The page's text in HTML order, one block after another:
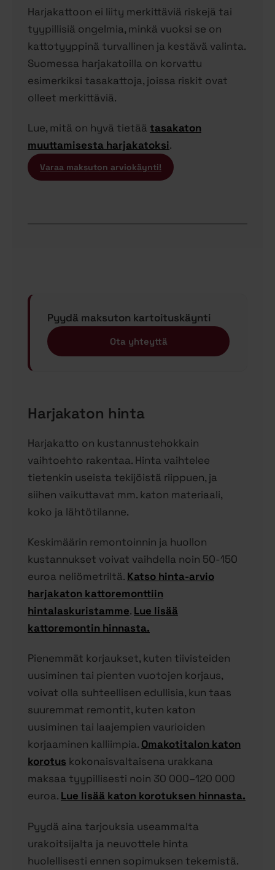
Harjakattoon ei liity merkittäviä riskejä tai
tyypillisiä ongelmia, minkä vuoksi se on
kattotyyppinä turvallinen ja kestävä valinta.
Suomessa harjakatoilla on korvattu
esimerkiksi tasakattoja, joissa riskit ovat
olleet merkittäviä.
Lue, mitä on hyvä tietää tasakaton
muuttamisesta harjakatoksi.
Varaa maksuton arviokäynti!
Pyydä maksuton kartoituskäynti
Ota yhteyttä
Harjakaton hinta
Harjakatto on kustannustehokkain
vaihtoehto rakentaa. Hinta vaihtelee
tietenkin useista tekijöistä riippuen, ja
siihen vaikuttavat mm. katon materiaali,
koko ja lähtötilanne.
Keskimäärin remontoinnin ja huollon
kustannukset voivat vaihdella noin 50-150
euroa neliömetriltä. Katso hinta-arvio
harjakaton kattoremonttiin
hintalaskuristamme. Lue lisää
kattoremontin hinnasta.
Pienemmät korjaukset, kuten tiivisteiden
uusiminen tai pienten vuotojen korjaus,
voivat olla suhteellisen edullisia, kun taas
suuremmat remontit, kuten katon
uusiminen tai laajempien vaurioiden
korjaaminen kalliimpia. Omakotitalon katon
korotus kokonaisvaltaisena urakkana
maksaa tyypillisesti noin 30 000–120 000
euroa. Lue lisää katon korotuksen hinnasta.
Pyydä aina tarjouksia useammalta
urakoitsijalta ja neuvottele hinta
huolellisesti ennen sopimuksen tekemistä.